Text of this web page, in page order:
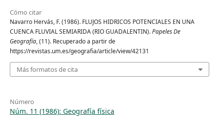
Cómo citar
Navarro Hervás, F. (1986). FLUJOS HIDRICOS POTENCIALES EN UNA
CUENCA FLUVIAL SEMIARIDA (RIO GUADALENTIN).Papeles De
Geografía, (11). Recuperado a partir de
https://revistas.um.es/geografia/article/view/42131
Más formatos de cita
Número
Núm. 11 (1986): Geografía física